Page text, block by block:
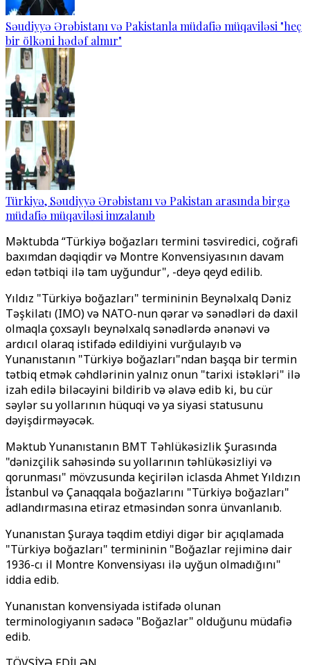
Səudiyyə Ərəbistanı və Pakistanla müdafiə müqaviləsi "heç
bir ölkəni hədəf almır"
Türkiyə, Səudiyyə Ərəbistanı və Pakistan arasında birgə
müdafiə müqaviləsi imzalanıb
Məktubda “Türkiyə boğazları termini təsviredici, coğrafi
baxımdan dəqiqdir və Montre Konvensiyasının davam
edən tətbiqi ilə tam uyğundur", -deyə qeyd edilib.
Yıldız "Türkiyə boğazları" termininin Beynəlxalq Dəniz
Təşkilatı (IMO) və NATO-nun qərar və sənədləri də daxil
olmaqla çoxsaylı beynəlxalq sənədlərdə ənənəvi və
ardıcıl olaraq istifadə edildiyini vurğulayıb və
Yunanıstanın "Türkiyə boğazları"ndan başqa bir termin
tətbiq etmək cəhdlərinin yalnız onun "tarixi istəkləri" ilə
izah edilə biləcəyini bildirib və əlavə edib ki, bu cür
səylər su yollarının hüquqi və ya siyasi statusunu
dəyişdirməyəcək.
Məktub Yunanıstanın BMT Təhlükəsizlik Şurasında
"dənizçilik sahəsində su yollarının təhlükəsizliyi və
qorunması" mövzusunda keçirilən iclasda Ahmet Yıldızın
İstanbul və Çanaqqala boğazlarını "Türkiyə boğazları"
adlandırmasına etiraz etməsindən sonra ünvanlanıb.
Yunanıstan Şuraya təqdim etdiyi digər bir açıqlamada
"Türkiyə boğazları" termininin "Boğazlar rejiminə dair
1936-cı il Montre Konvensiyası ilə uyğun olmadığını"
iddia edib.
Yunanıstan konvensiyada istifadə olunan
terminologiyanın sadəcə "Boğazlar" olduğunu müdafiə
edib.